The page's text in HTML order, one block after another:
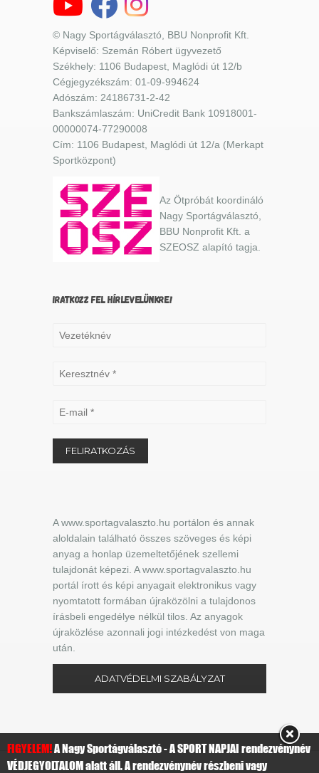
© Nagy Sportágválasztó, BBU Nonprofit Kft.
Képviselő: Szemán Róbert ügyvezető
Székhely: 1106 Budapest, Maglódi út 12/b
Cégjegyzékszám: 01-09-994624
Adószám: 24186731-2-42
Bankszámlaszám: UniCredit Bank 10918001-
00000074-77290008
Cím: 1106 Budapest, Maglódi út 12/a (Merkapt
Sportközpont)
Az Ötpróbát koordináló
Nagy Sportágválasztó,
BBU Nonprofit Kft. a
SZEOSZ alapító tagja.
IRATKOZZ FEL HÍRLEVELÜNKRE!
A www.sportagvalaszto.hu portálon és annak
aloldalain található összes szöveges és képi
anyag a honlap üzemeltetőjének szellemi
tulajdonát képezi. A www.sportagvalaszto.hu
portál írott és képi anyagait elektronikus vagy
nyomtatott formában újraközölni a tulajdonos
írásbeli engedélye nélkül tilos. Az anyagok
újraközlése azonnali jogi intézkedést von maga
után.
ADATVÉDELMI SZABÁLYZAT
FIGYELEM!A Nagy Sportágválasztó - A SPORT NAPJAI rendezvénynév
VÉDJEGYOLTALOM alatt áll. A rendezvénynév részbeni vagy